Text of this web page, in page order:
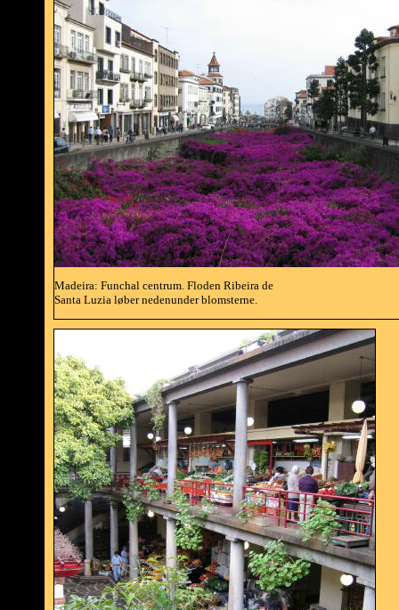
Madeira: Funchal centrum. Floden Ribeira de
Santa Luzia løber nedenunder blomsterne.